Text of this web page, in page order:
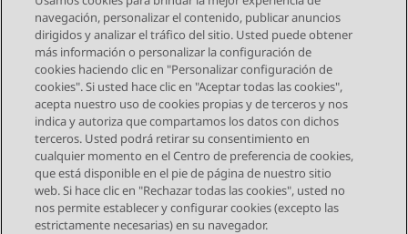
Send Feedback
Navegación de tema
Tema anterior Tema siguiente
STAY CONNECTED
navegación, personalizar el contenido, publicar anuncios
dirigidos y analizar el tráfico del sitio. Usted puede obtener
más información o personalizar la configuración de
cookies haciendo clic en "Personalizar configuración de
cookies". Si usted hace clic en "Aceptar todas las cookies",
acepta nuestro uso de cookies propias y de terceros y nos
indica y autoriza que compartamos los datos con dichos
terceros. Usted podrá retirar su consentimiento en
cualquier momento en el Centro de preferencia de cookies,
que está disponible en el pie de página de nuestro sitio
web. Si hace clic en "Rechazar todas las cookies", usted no
nos permite establecer y configurar cookies (excepto las
estrictamente necesarias) en su navegador.